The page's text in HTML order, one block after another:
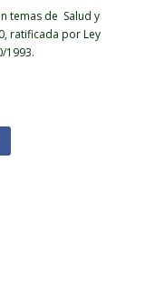
temas de Salud y
ratificada por Ley
1993.